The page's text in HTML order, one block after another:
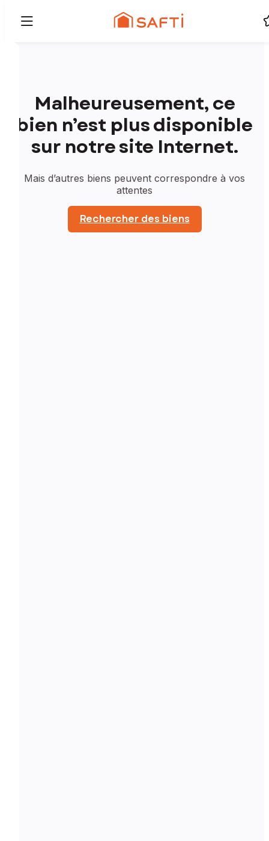
Malheureusement, ce
bien n’est plus disponible
sur notre site Internet.
Mais d’autres biens peuvent correspondre à vos
attentes
Rechercher des biens